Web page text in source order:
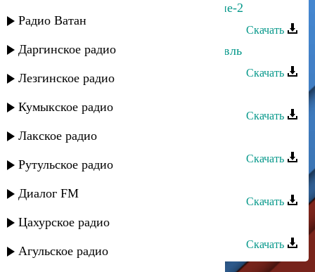
Радио Ватан
Даргинское радио
Лезгинское радио
Кумыкское радио
Лакское радио
Рутульское радио
Диалог FM
Цахурское радио
Агульское радио
Джанибек Рамазанов - Одиноко мне-2
Скачать
Гусейн Манапов - Одинокий журавль
Скачать
Скачать
Danial - Для не
Скачать
Скачать
Danial - Заира
Скачать